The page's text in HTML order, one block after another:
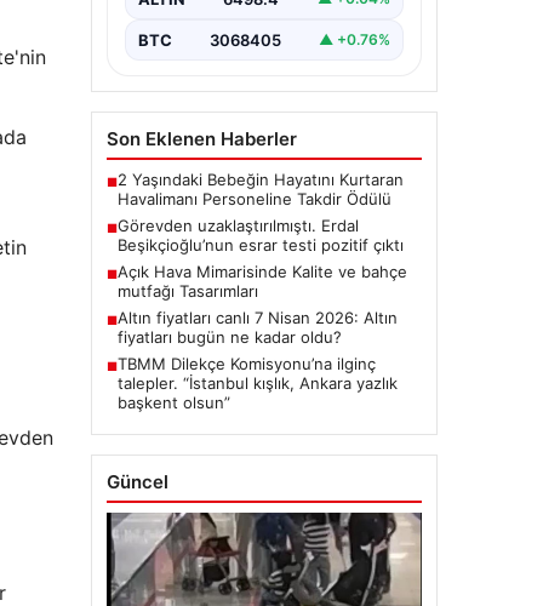
Detayları”,”content”: “ Türkiye’nin
BTC 3068405 ▲ +0.76%
Son Eklenen Haberler
■2 Yaşındaki Bebeğin Hayatını Kurtaran
Havalimanı Personeline Takdir Ödülü
■Görevden uzaklaştırılmıştı. Erdal
Beşikçioğlu’nun esrar testi pozitif çıktı
■Açık Hava Mimarisinde Kalite ve bahçe
mutfağı Tasarımları
■Altın fiyatları canlı 7 Nisan 2026: Altın
fiyatları bugün ne kadar oldu?
■TBMM Dilekçe Komisyonu’na ilginç
talepler. “İstanbul kışlık, Ankara yazlık
başkent olsun”
Güncel